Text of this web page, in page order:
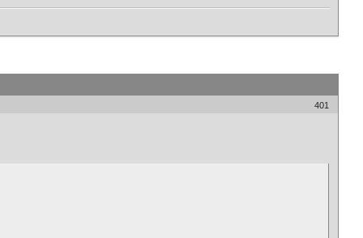
401